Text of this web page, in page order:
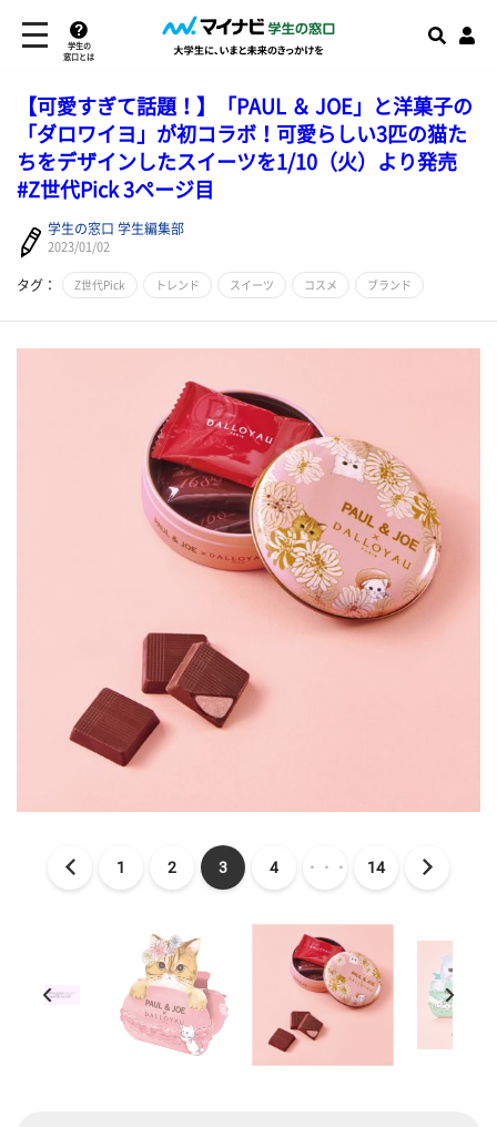
学生の
窓口とは
【可愛すぎて話題！】「PAUL ＆ JOE」と洋菓子の
「ダロワイヨ」が初コラボ！可愛らしい3匹の猫た
ちをデザインしたスイーツを1/10（火）より発売
#Z世代Pick 3ページ目
学生の窓口 学生編集部
2023/01/02
タグ： Z世代Pick トレンド スイーツ コスメ ブランド
1 2 3 4 ・・・ 14